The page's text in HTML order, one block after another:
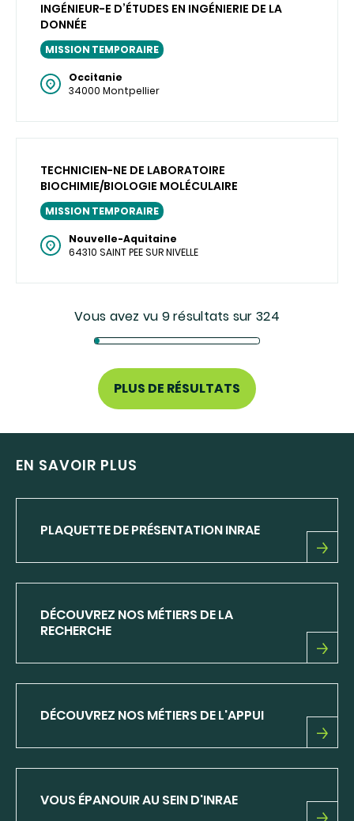
INGÉNIEUR-E D’ÉTUDES EN INGÉNIERIE DE LA
DONNÉE
MISSION TEMPORAIRE
Occitanie
34000 Montpellier
TECHNICIEN-NE DE LABORATOIRE
BIOCHIMIE/BIOLOGIE MOLÉCULAIRE
MISSION TEMPORAIRE
Nouvelle-Aquitaine
64310 SAINT PEE SUR NIVELLE
Vous avez vu 9 résultats sur 324
PLUS DE RÉSULTATS
EN SAVOIR PLUS
PLAQUETTE DE PRÉSENTATION INRAE
PLAQUETTE
INRAE
DÉCOUVREZ NOS MÉTIERS DE LA
RECHERCHE
DÉCOUVREZ
DE
LA
DÉCOUVREZ NOS MÉTIERS DE L'APPUI
DÉCOUVREZ
L'APPUI
VOUS ÉPANOUIR AU SEIN D'INRAE